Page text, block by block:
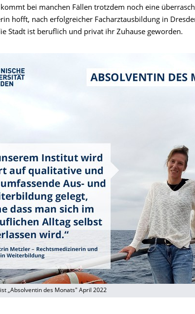
bei manchen Fällen trotzdem noch eine
hofft, nach erfolgreicher Facharztausbildung in
Stadt ist beruflich und privat ihr Zuhause geworden.
„Absolventin des Monats" April 2022